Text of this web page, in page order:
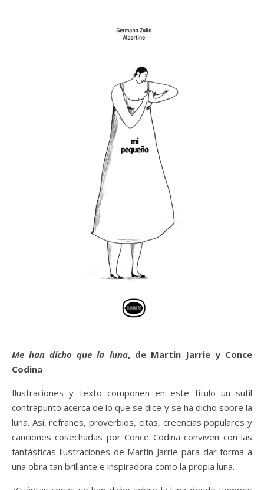
Me han dicho que la luna, de Martin Jarrie y Conce
Codina
Ilustraciones y texto componen en este título un sutil
contrapunto acerca de lo que se dice y se ha dicho sobre la
luna. Así, refranes, proverbios, citas, creencias populares y
canciones cosechadas por Conce Codina conviven con las
fantásticas ilustraciones de Martin Jarrie para dar forma a
una obra tan brillante e inspiradora como la propia luna.